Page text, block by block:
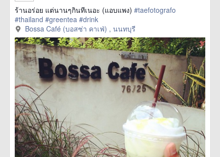
ร้านอร่อย แต่นานๆกินทีเนอะ (แอบแพง) #taefotografo
#thailand #greentea #drink
Bossa Café (บอสซ่า คาเฟ่) , นนทบุรี